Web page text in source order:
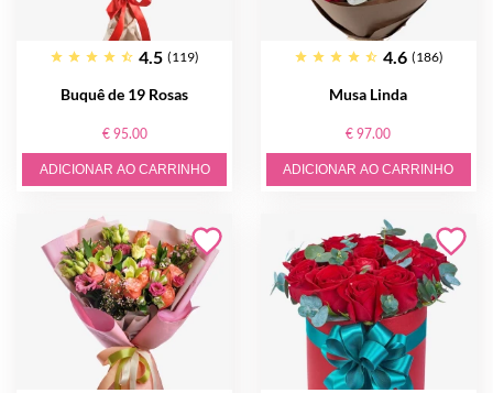
4.5 (119)
Buquê de 19 Rosas
€ 95.00
ADICIONAR AO CARRINHO
4.6 (186)
Musa Linda
€ 97.00
ADICIONAR AO CARRINHO